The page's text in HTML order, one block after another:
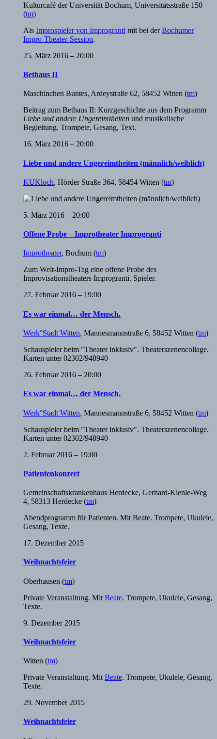
Kulturcafé der Universität Bochum, Universitätsstraße 150
(tm)
Als Improspieler von Improgranti mit bei derBochumer
Impro-Theater-Session.
25. März 2016 – 20:00
Bethaus II
Maschinchen Buntes, Ardeystraße 62, 58452 Witten (tm)
Beitrag zum Bethaus II: Kurzgeschichte aus dem Programm
Liebe und andere Ungereimtheiten und musikalische
Begleitung. Trompete, Gesang, Text.
16. März 2016 – 20:00
Liebe und andere Ungereimtheiten (männlich/weiblich)
KUKloch, Hörder Straße 364, 58454 Witten (tm)
5. März 2016 – 20:00
Offene Probe – Improtheater Improgranti
Improtheater, Bochum (tm)
Zum Welt-Impro-Tag eine offene Probe des
Improvisationstheaters Improgranti. Spieler.
27. Februar 2016 – 19:00
Es war einmal… der Mensch.
Werk°Stadt Witten, Mannesmannstraße 6, 58452 Witten (tm)
Schauspieler beim "Theater inklusiv". Theaterszenencollage.
Karten unter 02302/948940
26. Februar 2016 – 20:00
Es war einmal… der Mensch.
Werk°Stadt Witten, Mannesmannstraße 6, 58452 Witten (tm)
Schauspieler beim "Theater inklusiv". Theaterszenencollage.
Karten unter 02302/948940
2. Februar 2016 – 19:00
Patientenkonzert
Gemeinschaftskrankenhaus Herdecke, Gerhard-Kienle-Weg
4, 58313 Herdecke (tm)
Abendprogramm für Patienten. Mit Beate. Trompete, Ukulele,
Gesang, Texte.
17. Dezember 2015
Weihnachtsfeier
Oberhausen (tm)
Private Veranstaltung. Mit Beate. Trompete, Ukulele, Gesang,
Texte.
9. Dezember 2015
Weihnachtsfeier
Witten (tm)
Private Veranstaltung. Mit Beate. Trompete, Ukulele, Gesang,
Texte.
29. November 2015
Weihnachtsfeier